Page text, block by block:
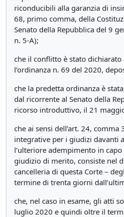
riconducibili alla garanzia di
68, primo comma, della
Senato della Repubblica del 9
n. 5-A);
che il conflitto è stato dichiarato
l’ordinanza n. 69 del 2020,
che la predetta ordinanza è
dal ricorrente al Senato della
ricorso introduttivo, il 21
che ai sensi dell’art. 24, comma
integrative per i giudizi davanti
l’ulteriore adempimento in
giudizio di merito, consiste nel
cancelleria di questa Corte –
termine di trenta giorni
che, nel caso in esame, gli atti
luglio 2020 e quindi oltre il